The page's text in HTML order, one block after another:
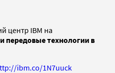
центр IBM на
передовые технологии в
ibm.co/1N7uuck